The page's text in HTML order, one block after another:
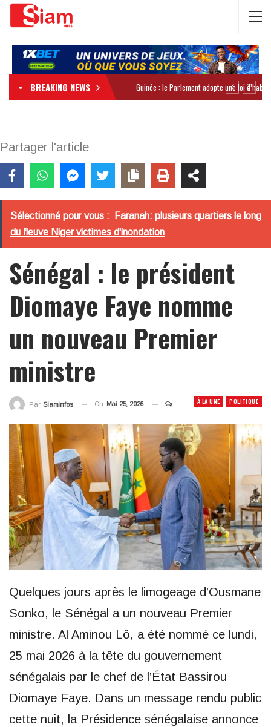
BREAKING NEWS
Partager l'article
Sélectionné pour vous :
Faranah: plusieurs quartiers le long
du fleuve Niger victimes d'inondation
Sénégal : le président
Diomaye Faye nomme
un nouveau Premier
ministre
À LA UNE POLITIQUE
Par Siaminfos On Mai 25, 2026
Quelques jours après le limogeage d’Ousmane
Sonko, le Sénégal a un nouveau Premier
ministre. Al Aminou Lô, a été nommé ce lundi,
25 mai 2026 à la tête du gouvernement
sénégalais par le chef de l’État Bassirou
Diomaye Faye. Dans un message rendu public
cette nuit, la Présidence sénégalaise annonce